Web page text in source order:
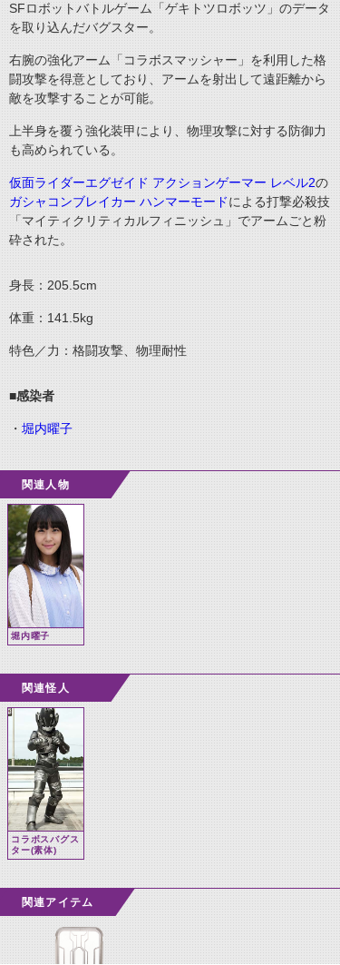
SFロボットバトルゲーム「ゲキトツロボッツ」のデータ
を取り込んだバグスター。
右腕の強化アーム「コラボスマッシャー」を利用した格
闘攻撃を得意としており、アームを射出して遠距離から
敵を攻撃することが可能。
上半身を覆う強化装甲により、物理攻撃に対する防御力
も高められている。
仮面ライダーエグゼイド アクションゲーマー レベル2の
ガシャコンブレイカー ハンマーモードによる打撃必殺技
「マイティクリティカルフィニッシュ」でアームごと粉
砕された。
身長：205.5cm
体重：141.5kg
特色／力：格闘攻撃、物理耐性
■感染者
・ 堀内曜子
関連人物
堀内曜子
関連怪人
コラボスバグス
ター(素体)
関連アイテム